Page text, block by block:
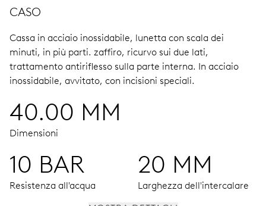
CASO
Cassa in acciaio inossidabile, lunetta con scala dei
minuti, in più parti. zaffiro, ricurvo sui due lati,
trattamento antiriflesso sulla parte interna. In acciaio
inossidabile, avvitato, con incisioni speciali.
40.00 MM
Dimensioni
10 BAR
Resistenza all'acqua
20 MM
Larghezza dell'intercalare